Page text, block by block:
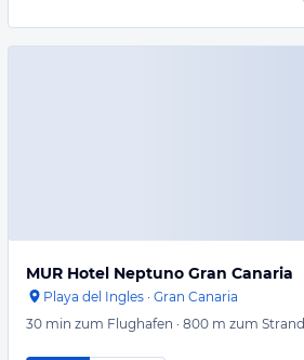
MUR Hotel Neptuno Gran Canaria
Playa del Ingles · Gran Canaria
30 min zum Flughafen · 800 m zum Strand